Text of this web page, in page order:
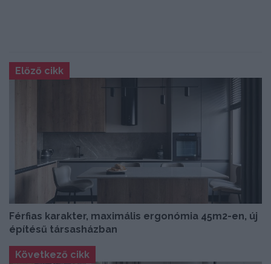
Előző cikk
Férfias karakter, maximális ergonómia 45m2-en, új
építésű társasházban
Következő cikk